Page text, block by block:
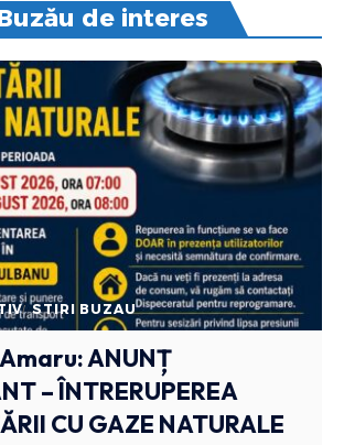
de interes
STIRI BUZAU
ANUNȚ
– ÎNTRERUPEREA
CU GAZE NATURALE